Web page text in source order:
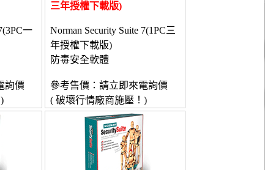
一
詢價
三年授權下載版)
Norman Security Suite 7(1PC三
年授權下載版)
防毒安全軟體
參考售價：請立即來電詢價
( 破壞行情廠商施壓！)